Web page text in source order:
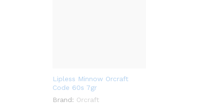
Lipless Minnow Orcraft
Code 60s 7gr
Brand: Orcraft